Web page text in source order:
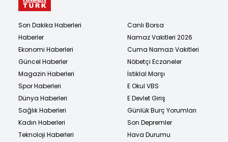
Son Dakika Haberleri
Haberler
Ekonomi Haberleri
Güncel Haberler
Magazin Haberleri
Spor Haberleri
Dünya Haberleri
Sağlık Haberleri
Kadın Haberleri
Teknoloji Haberleri
Canlı Borsa
Namaz Vakitleri 2026
Cuma Namazı Vakitleri
Nöbetçi Eczaneler
İstiklal Marşı
E Okul VBS
E Devlet Giriş
Günlük Burç Yorumları
Son Depremler
Hava Durumu